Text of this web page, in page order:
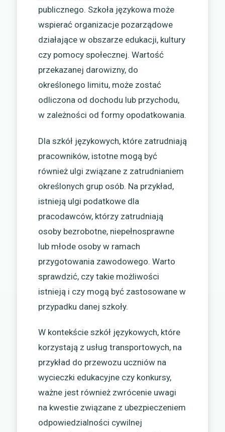
publicznego. Szkoła językowa może
wspierać organizacje pozarządowe
działające w obszarze edukacji, kultury
czy pomocy społecznej. Wartość
przekazanej darowizny, do
określonego limitu, może zostać
odliczona od dochodu lub przychodu,
w zależności od formy opodatkowania.
Dla szkół językowych, które zatrudniają
pracowników, istotne mogą być
również ulgi związane z zatrudnianiem
określonych grup osób. Na przykład,
istnieją ulgi podatkowe dla
pracodawców, którzy zatrudniają
osoby bezrobotne, niepełnosprawne
lub młode osoby w ramach
przygotowania zawodowego. Warto
sprawdzić, czy takie możliwości
istnieją i czy mogą być zastosowane w
przypadku danej szkoły.
W kontekście szkół językowych, które
korzystają z usług transportowych, na
przykład do przewozu uczniów na
wycieczki edukacyjne czy konkursy,
ważne jest również zwrócenie uwagi
na kwestie związane z ubezpieczeniem
odpowiedzialności cywilnej